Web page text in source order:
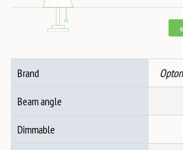
КОНЕКТОР
количина
Brand
Beam angle
Dimmable